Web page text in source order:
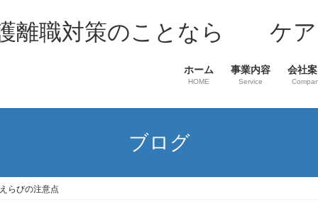
離職対策のことなら ケア
ホーム
HOME
事業内容
Service
会社
ブログ
らびの注意点